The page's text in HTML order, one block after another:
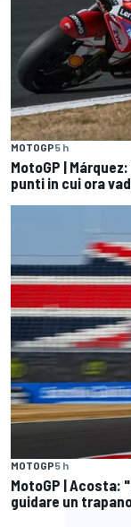
MOTOGP5 h
MotoGP |
punti in cui ora
MOTOGP5 h
MotoGP | Acosta:
guidare un